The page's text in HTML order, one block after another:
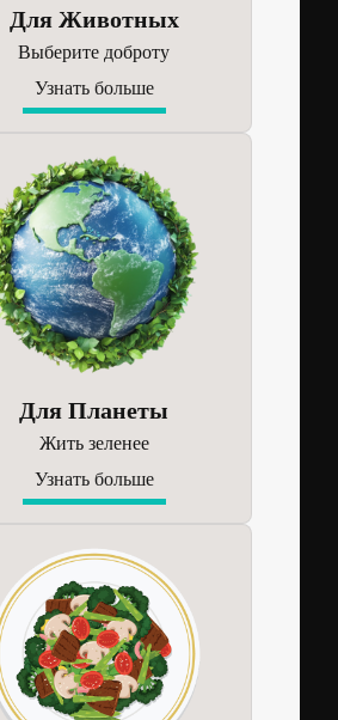
Для Животных
Выберите доброту
Узнать больше
Для Планеты
Жить зеленее
Узнать больше